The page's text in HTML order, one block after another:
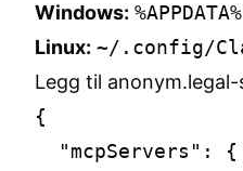
Windows:
Linux: ~/.config/
Legg til
{
  "mcpServers": {